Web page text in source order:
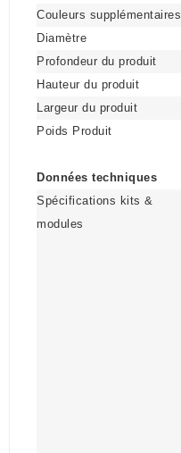
Couleurs supplémentaires
Diamètre
Profondeur du produit
Hauteur du produit
Largeur du produit
Poids Produit
Données techniques
Spécifications kits &
modules